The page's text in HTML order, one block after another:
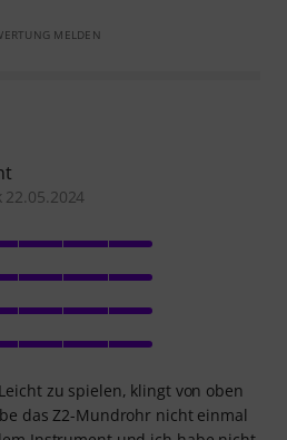
MELDEN
22.05.2024
zu spielen, klingt von oben
das Z2-Mundrohr nicht einmal